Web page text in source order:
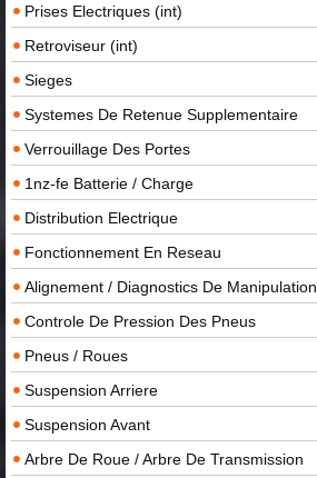
Prises Electriques (int)
Retroviseur (int)
Sieges
Systemes De Retenue Supplementaire
Verrouillage Des Portes
1nz-fe Batterie / Charge
Distribution Electrique
Fonctionnement En Reseau
Alignement / Diagnostics De Manipulation
Controle De Pression Des Pneus
Pneus / Roues
Suspension Arriere
Suspension Avant
Arbre De Roue / Arbre De Transmission